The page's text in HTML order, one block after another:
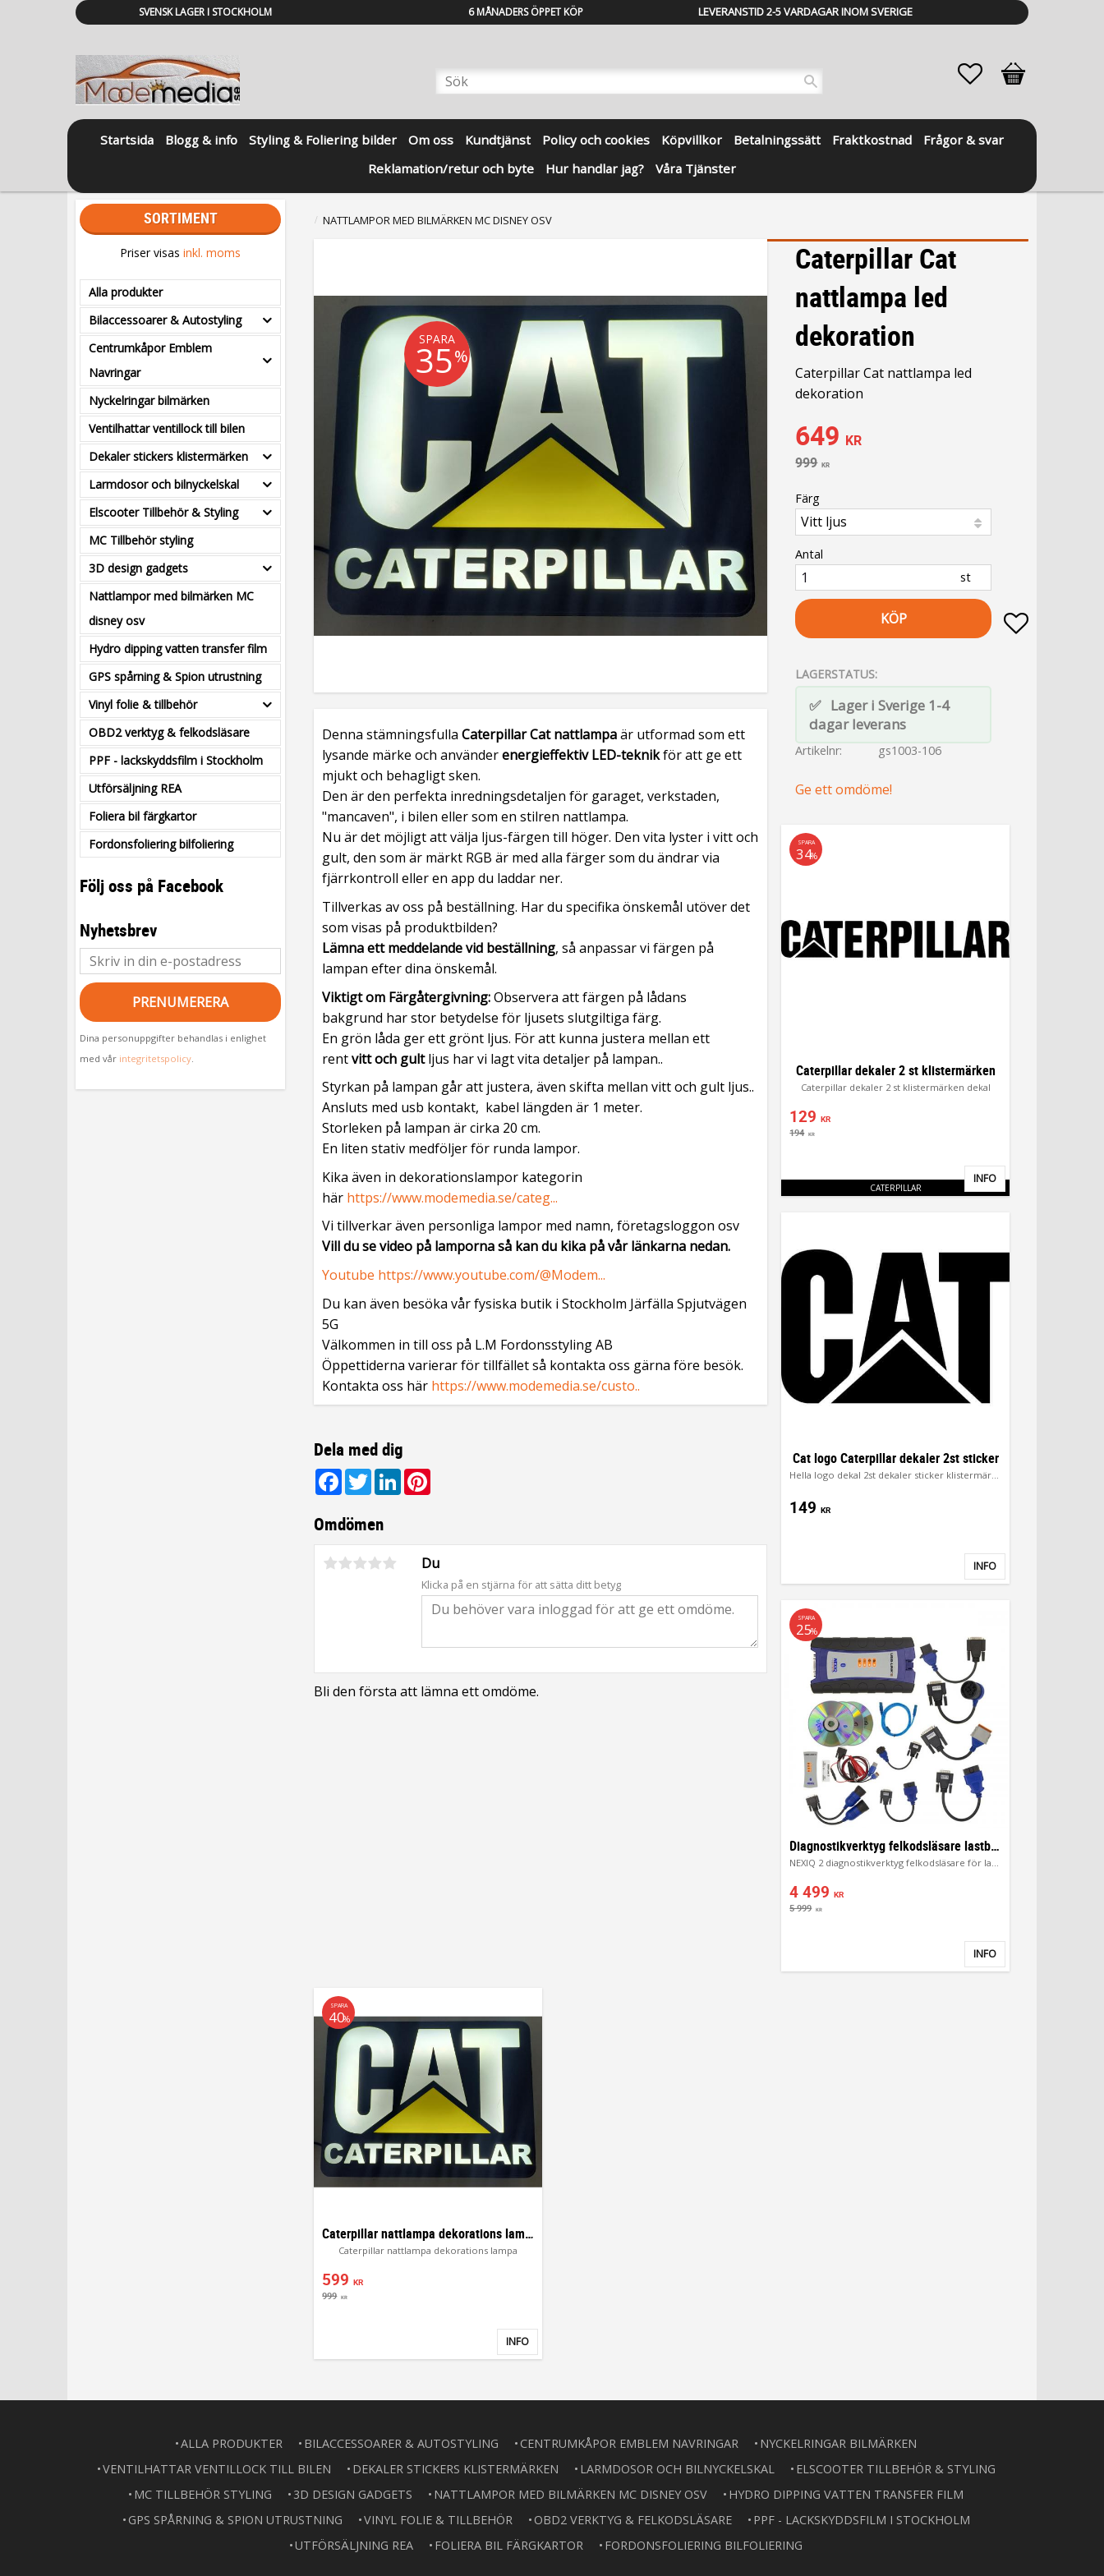
SVENSK LAGER I STOCKHOLM 6 MÅNADERS ÖPPET KÖP LEVERANSTID 2-5 VARDAGAR INOM SVERIGE
Startsida Blogg & info Styling & Foliering bilder Om oss Kundtjänst Policy och cookies Köpvillkor Betalningssätt Fraktkostnad
Frågor & svar
Reklamation/retur och byte
Hur handlar jag? Våra Tjänster
Favoriter
Kundvagn
NATTLAMPOR MED BILMÄRKEN MC DISNEY OSV
Caterpillar Cat
nattlampa led
dekoration
Caterpillar Cat nattlampa led
dekoration
SPARA
35%
Nedsatt pris:
649 KR
Ordinarie pris:
999 KR
Färg
Antal
st
KÖP Lägg till i
LAGERSTATUS
Lager i Sverige 1-4
dagar leverans
Artikelnr gs1003-106
Ge ett omdöme!
Denna stämningsfulla Caterpillar Cat nattlampaär utformad som ett
lysande märke och använderenergieffektiv LED-teknikför att ge ett
mjukt och behagligt sken.
Den är den perfekta inredningsdetaljen för garaget, verkstaden,
"mancaven", i bilen eller som en stilren nattlampa.
Nu är det möjligt att välja ljus-färgen till höger. Den vita lyster i vitt och
gult, den som är märkt RGB är med alla färger som du ändrar via
fjärrkontroll eller en app du laddar ner.
Tillverkas av oss på beställning. Har du specifika önskemål utöver det
som visas på produktbilden?
Lämna ett meddelande vid beställning, så anpassar vi färgen på
lampan efter dina önskemål.
Viktigt om Färgåtergivning:Observera att färgen på lådans
bakgrund har stor betydelse för ljusets slutgiltiga färg.
En grön låda ger ett grönt ljus. För att kunna justera mellan ett
rentvitt och gultljus har vi lagt vita detaljer på lampan..
Styrkan på lampan går att justera, även skifta mellan vitt och gult ljus..
Ansluts med usb kontakt, kabel längden är 1 meter.
Storleken på lampan är cirka 20 cm.
En liten stativ medföljer för runda lampor.
Kika även in dekorationslampor kategorin
här https://www.modemedia.se/categ...
Vi tillverkar även personliga lampor med namn, företagsloggon osv
Vill du se video på lamporna så kan du kika på vår länkarna nedan.
Youtube https://www.youtube.com/@Modem...
Du kan även besöka vår fysiska butik i Stockholm Järfälla Spjutvägen
5G
Välkommen in till oss på L.M Fordonsstyling AB
Öppettiderna varierar för tillfället så kontakta oss gärna före besök.
Kontakta oss här https://www.modemedia.se/custo..
Dela med dig
Facebook
TwitterLinkedIn
Omdömen
Du
Klicka på en stjärna för att sätta ditt betyg
Bli den första att lämna ett omdöme.
Caterpillar dekaler 2 st klistermärken
Caterpillar dekaler 2 st klistermärken dekal
129 KR
194 KR
SPARA
34%
CATERPILLAR Lägg till i favoriter
INFO
Cat logo Caterpillar dekaler 2st sticker
Hella logo dekal 2st dekaler sticker klistermärke
149 KR
Lägg till i favoriter
INFO
Diagnostikverktyg felkodsläsare lastbilar
NEXIQ 2 diagnostikverktyg felkodsläsare för lastbilar Truck
4 499 KR
5 999 KR
SPARA
25%
Lägg till i favoriter
INFO
Caterpillar nattlampa dekorations lampa
Caterpillar nattlampa dekorations lampa
599 KR
999 KR
SPARA
40%
Lägg till i favoriter
INFO
SORTIMENT
Priser visasinkl. moms
Alla produkter
Bilaccessoarer & Autostyling
Centrumkåpor Emblem
Navringar
Nyckelringar bilmärken
Ventilhattar ventillock till bilen
Dekaler stickers klistermärken
Larmdosor och bilnyckelskal
Elscooter Tillbehör & Styling
MC Tillbehör styling
3D design gadgets
Nattlampor med bilmärken MC
disney osv
Hydro dipping vatten transfer film
GPS spårning & Spion utrustning
Vinyl folie & tillbehör
OBD2 verktyg & felkodsläsare
PPF - lackskyddsfilm i Stockholm
Utförsäljning REA
Foliera bil färgkartor
Fordonsfoliering bilfoliering
Följ oss på Facebook
Nyhetsbrev
PRENUMERERA
Dina personuppgifter behandlas i enlighet
med vår integritetspolicy.
ALLA PRODUKTER BILACCESSOARER & AUTOSTYLING CENTRUMKÅPOR EMBLEM NAVRINGAR
NYCKELRINGAR BILMÄRKEN
VENTILHATTAR VENTILLOCK TILL BILEN
DEKALER STICKERS KLISTERMÄRKEN LARMDOSOR OCH BILNYCKELSKAL
ELSCOOTER TILLBEHÖR & STYLING
MC TILLBEHÖR STYLING
3D DESIGN GADGETS NATTLAMPOR MED BILMÄRKEN MC DISNEY OSV
HYDRO DIPPING VATTEN TRANSFER FILM
GPS SPÅRNING & SPION UTRUSTNING
VINYL FOLIE & TILLBEHÖR OBD2 VERKTYG & FELKODSLÄSARE
PPF - LACKSKYDDSFILM I STOCKHOLM
UTFÖRSÄLJNING REA
FOLIERA BIL FÄRGKARTOR FORDONSFOLIERING BILFOLIERING